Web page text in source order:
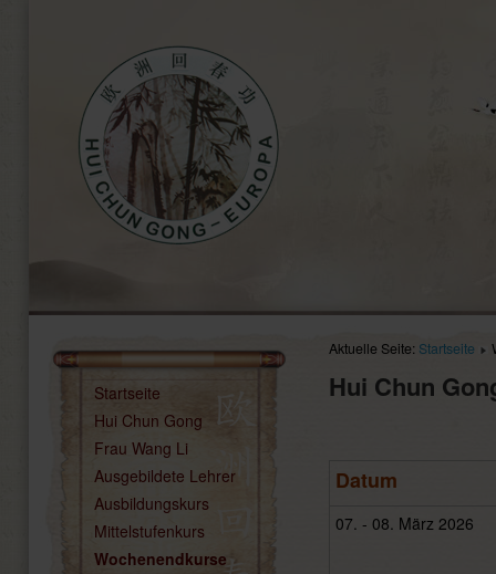
Startseite
Hui Chun Gong
Frau Wang Li
Ausgebildete Lehrer
Ausbildungskurs
Mittelstufenkurs
Wochenendkurse
Aktuelle Seite: Startseite
Hui Chun
Datum
07. - 08. März 2026